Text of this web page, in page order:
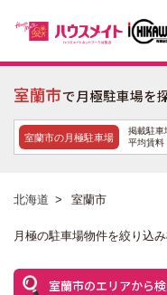
室蘭市で月極駐車場を
室蘭市の月極駐車場
掲載駐車
平均賃料
北海道 > 室蘭市
月極の駐車場物件を絞り込み
室蘭市のエリアから